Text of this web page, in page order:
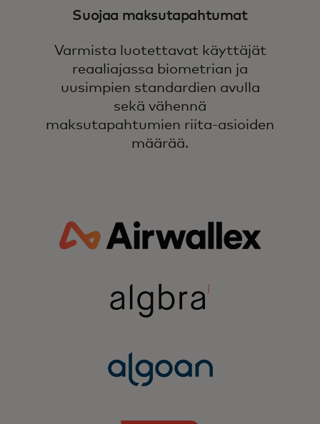
Suojaa maksutapahtumat
Varmista luotettavat käyttäjät
reaaliajassa biometrian ja
uusimpien standardien avulla
sekä vähennä
maksutapahtumien riita-asioiden
määrää.